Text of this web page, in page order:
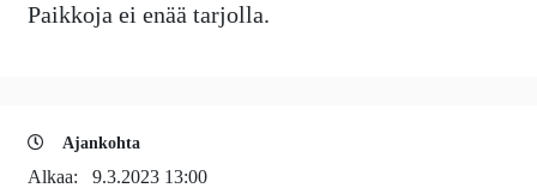
Paikkoja ei enää tarjolla.
Ajankohta
Alkaa: 9.3.2023 13:00